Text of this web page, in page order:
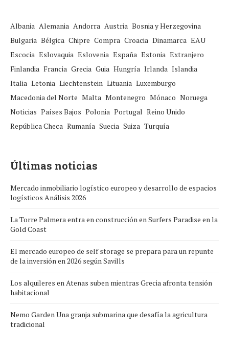
Albania Alemania Andorra Austria Bosnia y Herzegovina
Bulgaria Bélgica Chipre Compra Croacia Dinamarca EAU
Escocia Eslovaquia Eslovenia España Estonia Extranjero
Finlandia Francia Grecia Guia Hungría Irlanda Islandia
Italia Letonia Liechtenstein Lituania Luxemburgo
Macedonia del Norte Malta Montenegro Mónaco Noruega
Noticias Países Bajos Polonia Portugal Reino Unido
República Checa Rumanía Suecia Suiza Turquía
Últimas noticias
Mercado inmobiliario logístico europeo y desarrollo de espacios
logísticos Análisis 2026
La Torre Palmera entra en construcción en Surfers Paradise en la
Gold Coast
El mercado europeo de self storage se prepara para un repunte
de la inversión en 2026 según Savills
Los alquileres en Atenas suben mientras Grecia afronta tensión
habitacional
Nemo Garden Una granja submarina que desafía la agricultura
tradicional